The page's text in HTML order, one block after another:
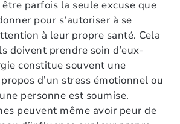
parfois la seule excuse que
pour s‘autoriser à se
à leur propre santé. Cela
doivent prendre soin d’eux-
constitue souvent une
d’un stress émotionnel ou
personne est soumise.
peuvent même avoir peur de